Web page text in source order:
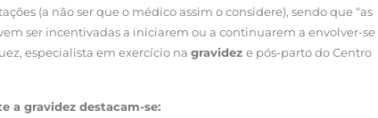
(a não ser que o médico assim o considere), sendo que “as
ser incentivadas a iniciarem ou a continuarem a envolver-se
especialista em exercício na gravidez e pós-parto do Centro
a gravidez destacam-se: